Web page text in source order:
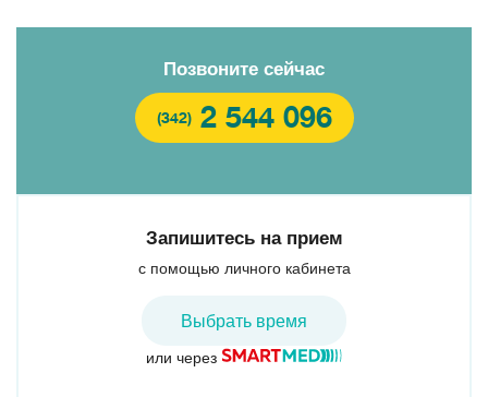
Позвоните сейчас
(342) 2 544 096
Запишитесь на прием
с помощью личного кабинета
Выбрать время
или через